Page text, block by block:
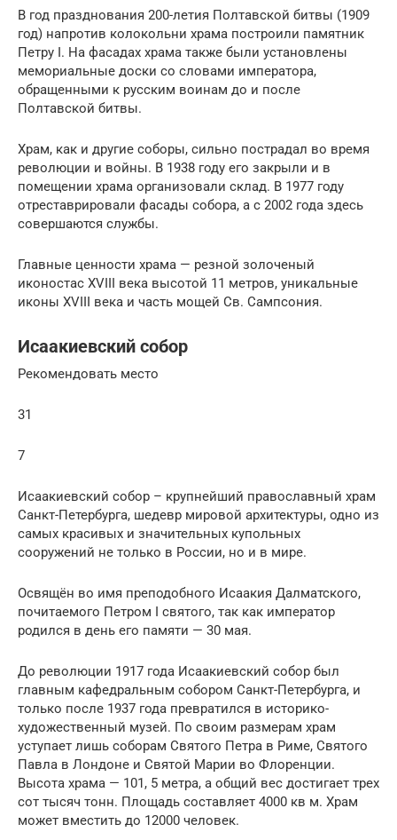
В год празднования 200-летия Полтавской битвы (1909
год) напротив колокольни храма построили памятник
Петру I. На фасадах храма также были установлены
мемориальные доски со словами императора,
обращенными к русским воинам до и после
Полтавской битвы.
Храм, как и другие соборы, сильно пострадал во время
революции и войны. В 1938 году его закрыли и в
помещении храма организовали склад. В 1977 году
отреставрировали фасады собора, а с 2002 года здесь
совершаются службы.
Главные ценности храма — резной золоченый
иконостас XVIII века высотой 11 метров, уникальные
иконы XVIII века и часть мощей Св. Сампсония.
Исаакиевский собор
Рекомендовать место
31
7
Исаакиевский собор – крупнейший православный храм
Санкт-Петербурга, шедевр мировой архитектуры, одно из
самых красивых и значительных купольных
сооружений не только в России, но и в мире.
Освящён во имя преподобного Исаакия Далматского,
почитаемого Петром I святого, так как император
родился в день его памяти — 30 мая.
До революции 1917 года Исаакиевский собор был
главным кафедральным собором Санкт-Петербурга, и
только после 1937 года превратился в историко-
художественный музей. По своим размерам храм
уступает лишь соборам Святого Петра в Риме, Святого
Павла в Лондоне и Святой Марии во Флоренции.
Высота храма — 101, 5 метра, а общий вес достигает трех
сот тысяч тонн. Площадь составляет 4000 кв м. Храм
может вместить до 12000 человек.